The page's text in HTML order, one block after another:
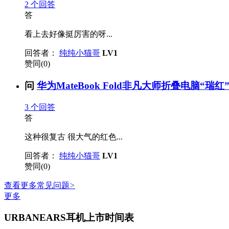
2 个回答
答
看上去好像挺厉害的呀...
回答者： 纯纯小猫哥 LV1
赞同(0)
问 华为MateBook Fold非凡大师折叠电脑“瑞红
3 个回答
答
这种很复古 很大气的红色...
回答者： 纯纯小猫哥 LV1
赞同(0)
查看更多常见问题>
更多
URBANEARS耳机上市时间表